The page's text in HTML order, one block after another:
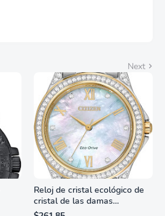
Next
Reloj de cristal ecológico de
cristal de las damas
ciudadanas, 3 manos,